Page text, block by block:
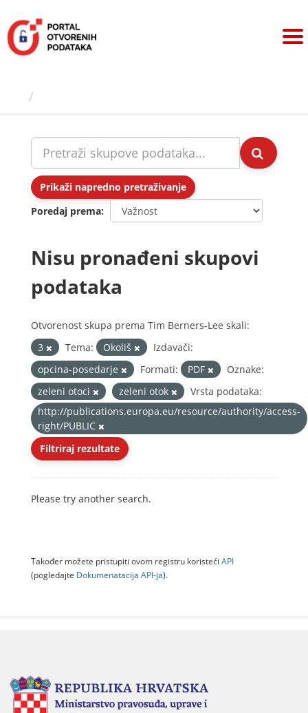
sadržaj
Prikaži napredno pretraživanje
Poredaj prema
Nisu pronađeni skupovi
podataka
Otvorenost skupa prema Tim Berners-Lee skali:
3
Tema: Okoliš
Izdavači:
opcina-posedarje
Formati: PDF
Oznake:
zeleni otoci
zeleni otok
Vrsta podataka:
http://publications.europa.eu/resource/authority/access-
right/PUBLIC
Filtriraj rezultate
Please try another search.
Također možete pristupiti ovom registru koristeći API
(pogledajte Dokumenаtаcijа API-jа).